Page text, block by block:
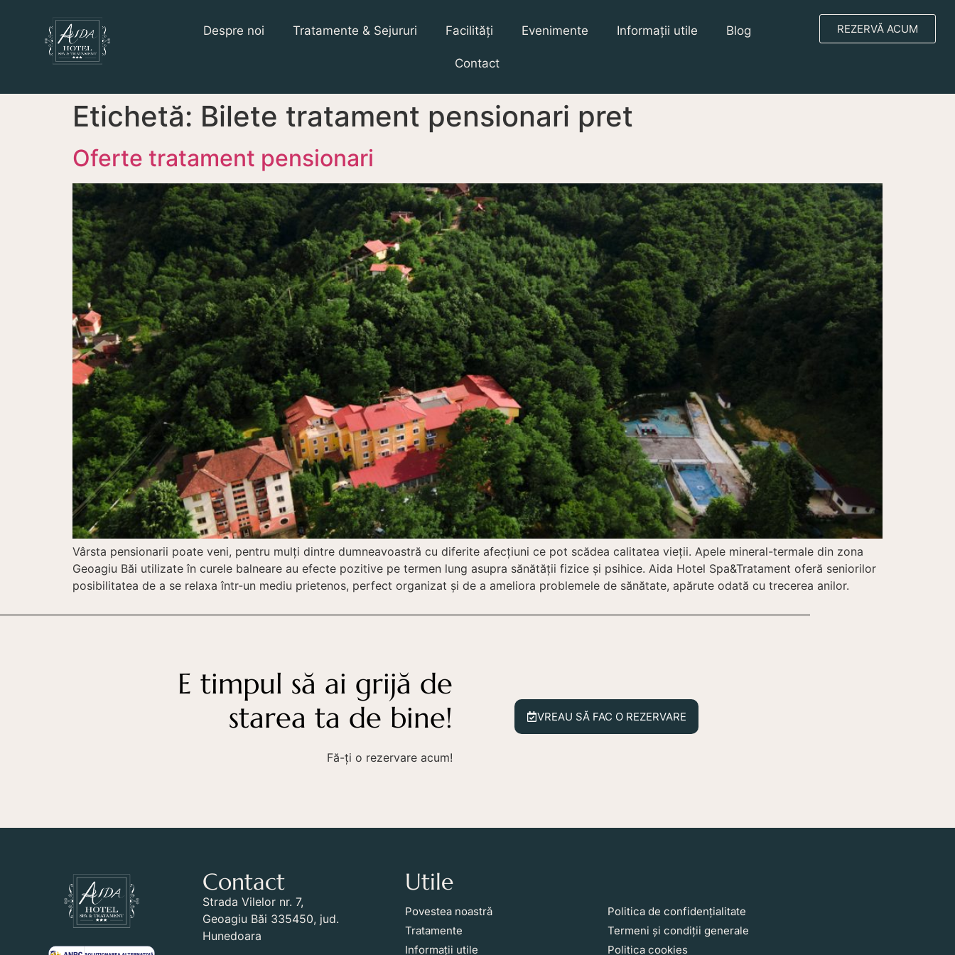
Despre noi Tratamente & Sejururi Facilități Evenimente Informații utile Blog
Contact
REZERVĂ ACUM
Etichetă: Bilete tratament pensionari pret
Oferte tratament pensionari
Vârsta pensionarii poate veni, pentru mulţi dintre dumneavoastră cu diferite afecţiuni ce pot scădea calitatea vieţii. Apele mineral-termale din zona
Geoagiu Băi utilizate în curele balneare au efecte pozitive pe termen lung asupra sănătăţii fizice şi psihice. Aida Hotel Spa&Tratament oferă seniorilor
posibilitatea de a se relaxa într-un mediu prietenos, perfect organizat şi de a ameliora problemele de sănătate, apărute odată cu trecerea anilor.
E timpul să ai grijă de
starea ta de bine!
Fă-ți o rezervare acum!
VREAU SĂ FAC O REZERVARE
Contact
Strada Vilelor nr. 7,
Geoagiu Băi 335450, jud.
Hunedoara
Utile
Povestea noastră
Tratamente
Informații utile
Politica de confidențialitate
Termeni și condiții generale
Politica cookies